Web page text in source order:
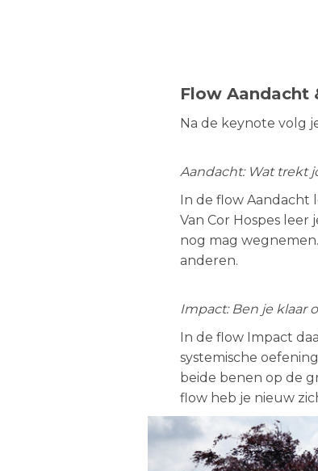
Flow Aandacht
Na de keynote volg
Aandacht: Wat trekt
In de flow Aandacht
Van Cor Hospes
nog mag
anderen.
Impact: Ben je klaar
In de flow Impact
systemische
beide benen op de
flow heb je nieuw